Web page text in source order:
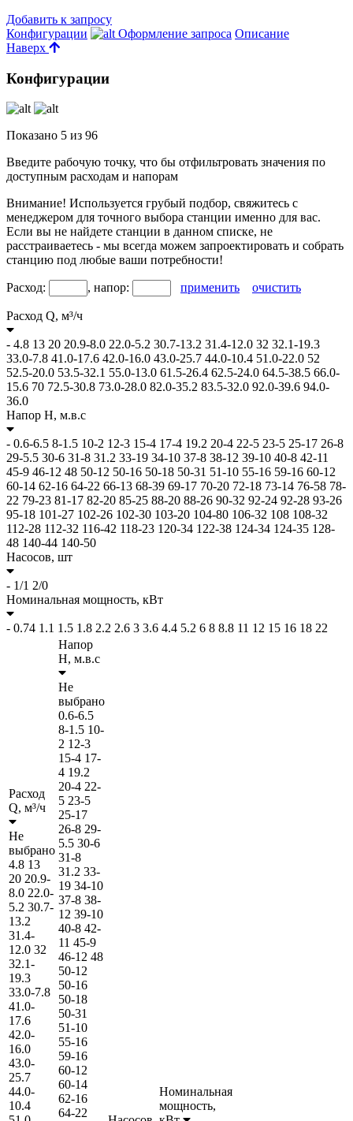
Добавить к запросу
Конфигурации
Оформление запроса Описание
Наверх
Конфигурации
Показано 5 из 96
Введите рабочую точку, что бы отфильтровать значения по
доступным расходам и напорам
Внимание! Используется грубый подбор, свяжитесь с
менеджером для точного выбора станции именно для вас.
Если вы не найдете станции в данном списке, не
расстраиваетесь - мы всегда можем запроектировать и собрать
станцию под любые ваши потребности!
Расход: , напор: применить очистить
Расход Q, м³/ч
- 4.8 13 20 20.9-8.0 22.0-5.2 30.7-13.2 31.4-12.0 32 32.1-19.3
33.0-7.8 41.0-17.6 42.0-16.0 43.0-25.7 44.0-10.4 51.0-22.0 52
52.5-20.0 53.5-32.1 55.0-13.0 61.5-26.4 62.5-24.0 64.5-38.5 66.0-
15.6 70 72.5-30.8 73.0-28.0 82.0-35.2 83.5-32.0 92.0-39.6 94.0-
36.0
Напор H, м.в.с
- 0.6-6.5 8-1.5 10-2 12-3 15-4 17-4 19.2 20-4 22-5 23-5 25-17 26-8
29-5.5 30-6 31-8 31.2 33-19 34-10 37-8 38-12 39-10 40-8 42-11
45-9 46-12 48 50-12 50-16 50-18 50-31 51-10 55-16 59-16 60-12
60-14 62-16 64-22 66-13 68-39 69-17 70-20 72-18 73-14 76-58 78-
22 79-23 81-17 82-20 85-25 88-20 88-26 90-32 92-24 92-28 93-26
95-18 101-27 102-26 102-30 103-20 104-80 106-32 108 108-32
112-28 112-32 116-42 118-23 120-34 122-38 124-34 124-35 128-
48 140-44 140-50
Насосов, шт
- 1/1 2/0
Номинальная мощность, кВт
- 0.74 1.1 1.5 1.8 2.2 2.6 3 3.6 4.4 5.2 6 8 8.8 11 12 15 16 18 22
Расход
Q, м³/ч
Не
выбрано
4.8 13
20 20.9-
8.0 22.0-
5.2 30.7-
13.2
31.4-
12.0 32
32.1-
19.3
33.0-7.8
41.0-
17.6
42.0-
16.0
43.0-
25.7
44.0-
10.4
Напор
H, м.в.с
Не
выбрано
0.6-6.5
8-1.5 10-
2 12-3
15-4 17-
4 19.2
20-4 22-
5 23-5
25-17
26-8 29-
5.5 30-6
31-8
31.2 33-
19 34-10
37-8 38-
12 39-10
40-8 42-
11 45-9
46-12 48
50-12
50-16
50-18
50-31
51-10
55-16
59-16
60-12
60-14
62-16
64-22
Номинальная
мощность,